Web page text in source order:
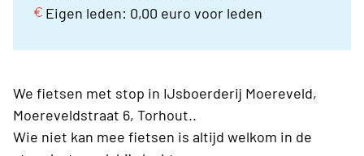
Eigen leden: 0,00 euro voor leden
We fietsen met stop in IJsboerderij Moereveld,
Moereveldstraat 6, Torhout..
Wie niet kan mee fietsen is altijd welkom in de